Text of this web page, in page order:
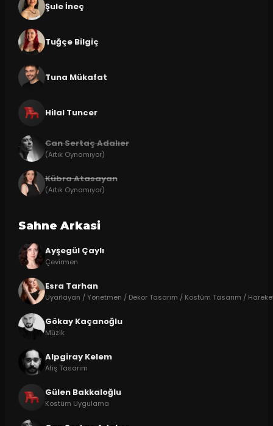
Şule İneç
Tuğçe Bilgiç
Tuna Mükafat
Hilal Tuncer
Can Sertaç Adalıer
(Artık Oynamıyor)
Kübra Atasayan
(Artık Oynamıyor)
Sahne Arkasi
Ayşegül Çaylı
Çevirmen
Esra Tarhan
Uyarlayan / Yönetmen / Dekor Tasarım / Kostüm Tasarım /
Gökay Kaçanoğlu
Müzik
Alpgiray Kelem
Afiş Tasarım
Gülen Bakkaloğlu
Kostüm Uygulama